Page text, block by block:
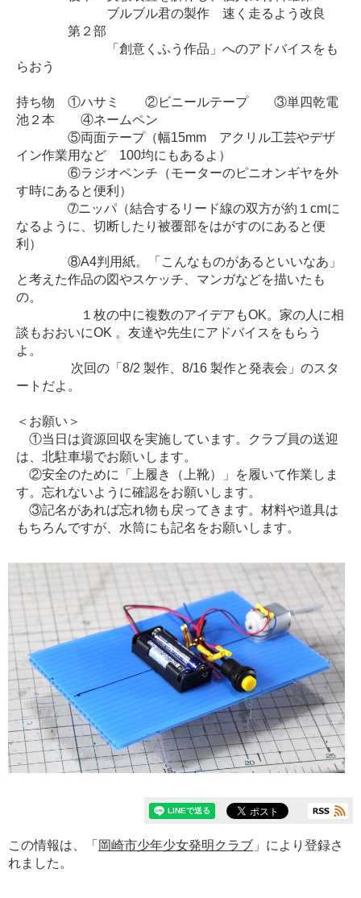
ブルブル君の製作 速く走るよう改良
第２部
「創意くふう作品」へのアドバイスをも
らおう
持ち物 ①ハサミ ②ビニールテープ ③単四乾電
池２本 ④ネームペン
⑤両面テープ（幅15mm アクリル工芸やデザ
イン作業用など 100均にもあるよ）
⑥ラジオペンチ（モーターのピニオンギヤを外
す時にあると便利）
➆ニッパ（結合するリード線の双方が約１cmに
なるように、切断したり被覆部をはがすのにあると便
利）
⑧A4判用紙。「こんなものがあるといいなあ」
と考えた作品の図やスケッチ、マンガなどを描いたも
の。
１枚の中に複数のアイデアもOK。家の人に相
談もおおいにOK 。友達や先生にアドバイスをもらう
よ。
次回の「8/2 製作、8/16 製作と発表会」のスタ
ートだよ。
＜お願い＞
①当日は資源回収を実施しています。クラブ員の送迎
は、北駐車場でお願いします。
②安全のために「上履き（上靴）」を履いて作業しま
す。忘れないように確認をお願いします。
③記名があれば忘れ物も戻ってきます。材料や道具は
もちろんですが、水筒にも記名をお願いします。
この情報は、「 岡崎市少年少女発明クラブ 」により登録さ
れました。